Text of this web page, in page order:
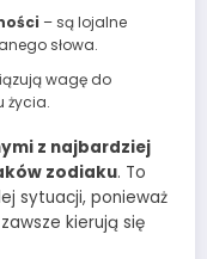
– są lojalne
słowa.
wagę do
życia.
z najbardziej
zodiaku. To
sytuacji, ponieważ
kierują się